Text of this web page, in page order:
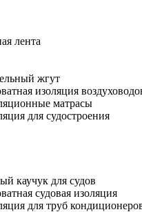
лента
жгут
изоляция
матрасы
для судостроения
каучук для судов
судовая изоляция
для труб